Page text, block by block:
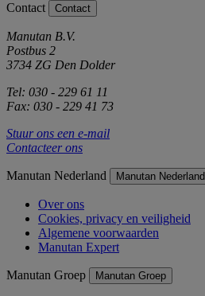
Contact Contact
Manutan B.V.
Postbus 2
3734 ZG Den Dolder
Tel: 030 - 229 61 11
Fax: 030 - 229 41 73
Stuur ons een e-mail
Contacteer ons
Manutan Nederland Manutan Nederland
Over ons
Cookies, privacy en veiligheid
Algemene voorwaarden
Manutan Expert
Manutan Groep Manutan Groep